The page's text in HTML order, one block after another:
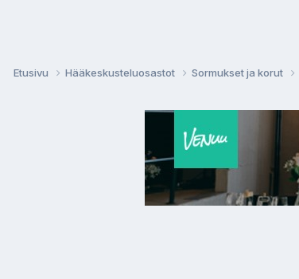
Etusivu Hääkeskusteluosastot Sormukset ja korut